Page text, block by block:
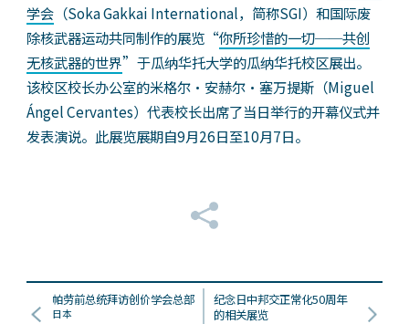
学会（Soka Gakkai International，简称SGI）和国际废
除核武器运动共同制作的展览“你所珍惜的一切──共创
无核武器的世界”于瓜纳华托大学的瓜纳华托校区展出。
该校区校长办公室的米格尔・安赫尔・塞万提斯（Miguel
Ángel Cervantes）代表校长出席了当日举行的开幕仪式并
发表演说。此展览展期自9月26日至10月7日。
帕劳前总统拜访创价学会总部
日本
纪念日中邦交正常化50周年
的相关展览